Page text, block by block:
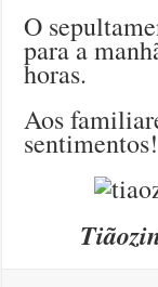
O
para a
horas.
Aos
sentimentos!